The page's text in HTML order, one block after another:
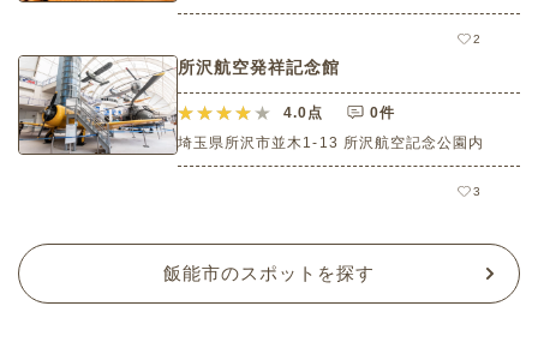
2
所沢航空発祥記念館
4.0点
0件
埼玉県所沢市並木1-13 所沢航空記念公園内
3
飯能市のスポットを探す